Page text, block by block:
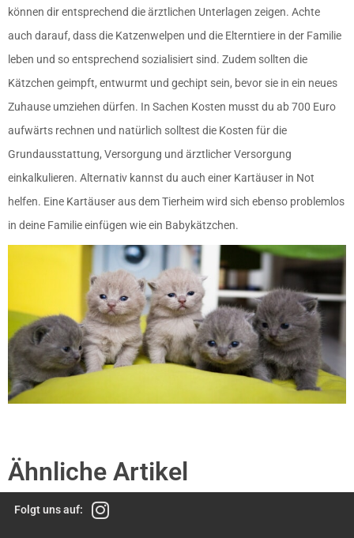
können dir entsprechend die ärztlichen Unterlagen zeigen. Achte
auch darauf, dass die Katzenwelpen und die Elterntiere in der Familie
leben und so entsprechend sozialisiert sind. Zudem sollten die
Kätzchen geimpft, entwurmt und gechipt sein, bevor sie in ein neues
Zuhause umziehen dürfen. In Sachen Kosten musst du ab 700 Euro
aufwärts rechnen und natürlich solltest die Kosten für die
Grundausstattung, Versorgung und ärztlicher Versorgung
einkalkulieren. Alternativ kannst du auch einer Kartäuser in Not
helfen. Eine Kartäuser aus dem Tierheim wird sich ebenso problemlos
in deine Familie einfügen wie ein Babykätzchen.
Ähnliche Artikel
Folgt uns auf: